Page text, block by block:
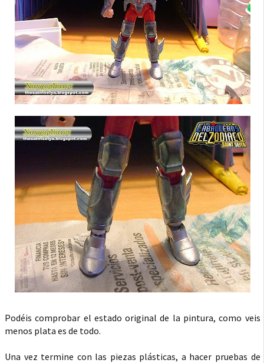
Podéis comprobar el estado original de la pintura, como veis
menos plata es de todo.
Una vez termine con las piezas plásticas, a hacer pruebas de